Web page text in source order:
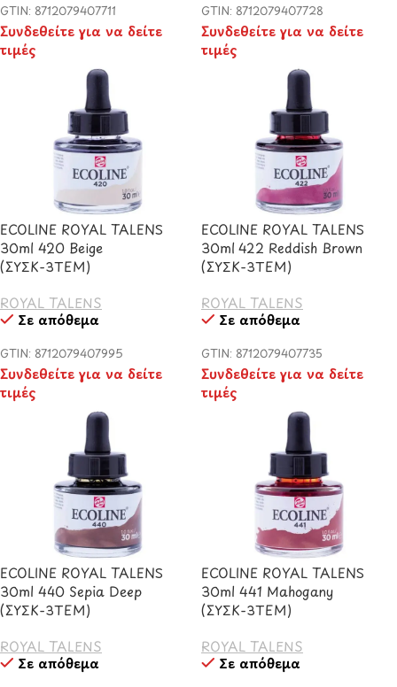
GTIN: 8712079407711
Συνδεθείτε για να δείτε
τιμές
GTIN: 8712079407728
Συνδεθείτε για να δείτε
τιμές
ECOLINE ROYAL TALENS
30ml 420 Beige
(ΣΥΣΚ-3TEM)
ROYAL TALENS
Σε απόθεμα
GTIN: 8712079407995
Συνδεθείτε για να δείτε
τιμές
ECOLINE ROYAL TALENS
30ml 422 Reddish Brown
(ΣΥΣΚ-3TEM)
ROYAL TALENS
Σε απόθεμα
GTIN: 8712079407735
Συνδεθείτε για να δείτε
τιμές
ECOLINE ROYAL TALENS
30ml 440 Sepia Deep
(ΣΥΣΚ-3TEM)
ROYAL TALENS
Σε απόθεμα
ECOLINE ROYAL TALENS
30ml 441 Mahogany
(ΣΥΣΚ-3TEM)
ROYAL TALENS
Σε απόθεμα